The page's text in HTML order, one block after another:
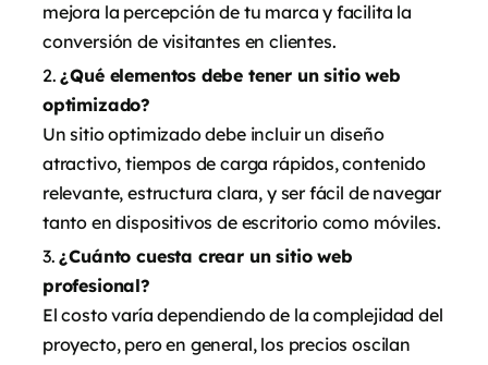
mejora la percepción de tu marca y facilita la
conversión de visitantes en clientes.
¿Qué elementos debe tener un sitio web
optimizado?
Un sitio optimizado debe incluir un diseño
atractivo, tiempos de carga rápidos, contenido
relevante, estructura clara, y ser fácil de navegar
tanto en dispositivos de escritorio como móviles.
¿Cuánto cuesta crear un sitio web
profesional?
El costo varía dependiendo de la complejidad del
proyecto, pero en general, los precios oscilan